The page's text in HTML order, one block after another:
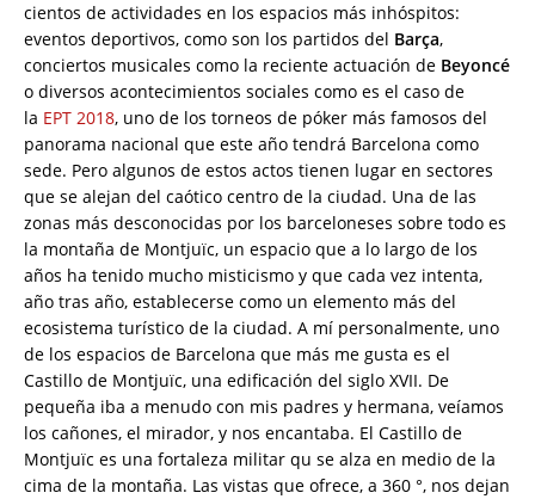
cientos de actividades en los espacios más inhóspitos:
eventos deportivos, como son los partidos del Barça,
conciertos musicales como la reciente actuación de Beyoncé
o diversos acontecimientos sociales como es el caso de
la EPT 2018, uno de los torneos de póker más famosos del
panorama nacional que este año tendrá Barcelona como
sede. Pero algunos de estos actos tienen lugar en sectores
que se alejan del caótico centro de la ciudad. Una de las
zonas más desconocidas por los barceloneses sobre todo es
la montaña de Montjuïc, un espacio que a lo largo de los
años ha tenido mucho misticismo y que cada vez intenta,
año tras año, establecerse como un elemento más del
ecosistema turístico de la ciudad. A mí personalmente, uno
de los espacios de Barcelona que más me gusta es el
Castillo de Montjuïc, una edificación del siglo XVII. De
pequeña iba a menudo con mis padres y hermana, veíamos
los cañones, el mirador, y nos encantaba. El Castillo de
Montjuïc es una fortaleza militar qu se alza en medio de la
cima de la montaña. Las vistas que ofrece, a 360 °, nos dejan